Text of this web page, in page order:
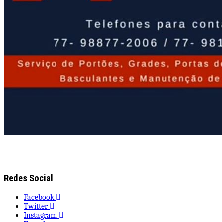
Redes Social
Facebook
Twitter
Instagram